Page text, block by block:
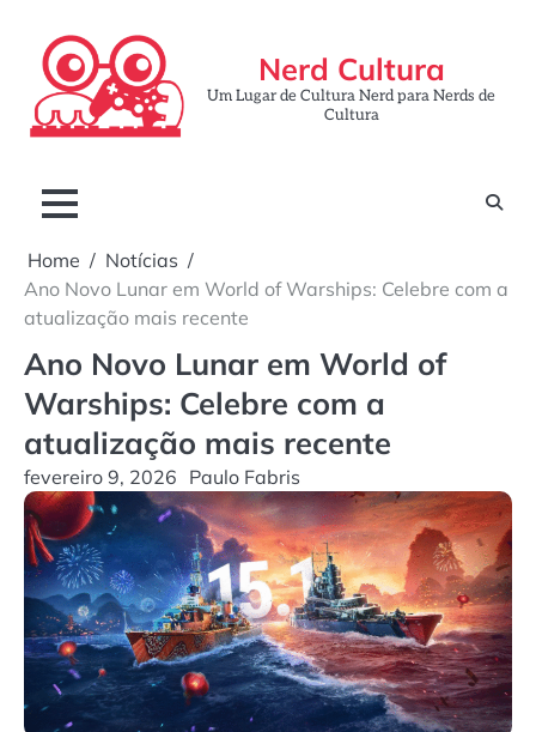
content
Nerd Cultura
Um Lugar de Cultura Nerd para Nerds de
Cultura
Home
Notícias
Ano Novo Lunar em World of Warships: Celebre com a
atualização mais recente
Ano Novo Lunar em World of
Warships: Celebre com a
atualização mais recente
fevereiro 9, 2026 Paulo Fabris